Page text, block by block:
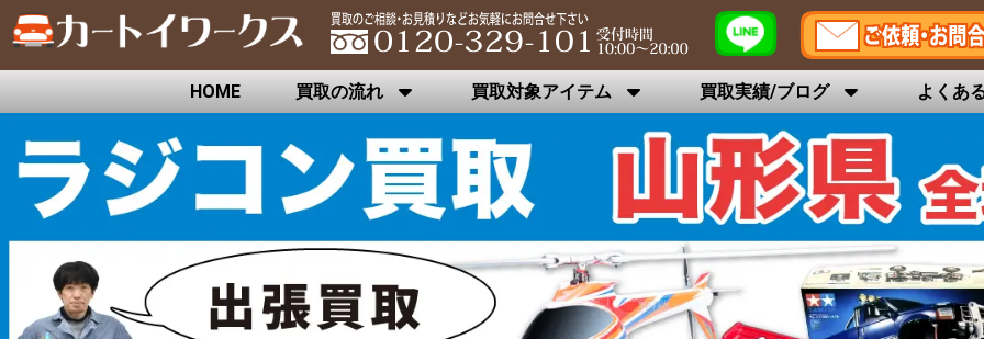
HOME 買取の流れ 買取対象アイテム 買取実績/ブログ よくあ